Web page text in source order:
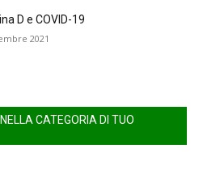
D e COVID-19
2021
CATEGORIA DI TUO